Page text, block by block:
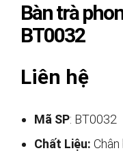
Bàn trà
BT0032
Liên hệ
Mã SP: BT0032
Chất Liệu: